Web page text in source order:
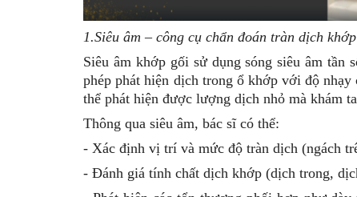
1.Siêu âm – công cụ chẩn đoán tràn dịch
Siêu âm khớp gối sử dụng sóng siêu âm tần
phép phát hiện dịch trong ổ khớp với độ
thể phát hiện được lượng dịch nhỏ mà khám
Thông qua siêu âm, bác sĩ có thể:
- Xác địnhvị trí và mức độ tràn dịch (ngách
- Đánh giátính chất dịch khớp (dịch trong,